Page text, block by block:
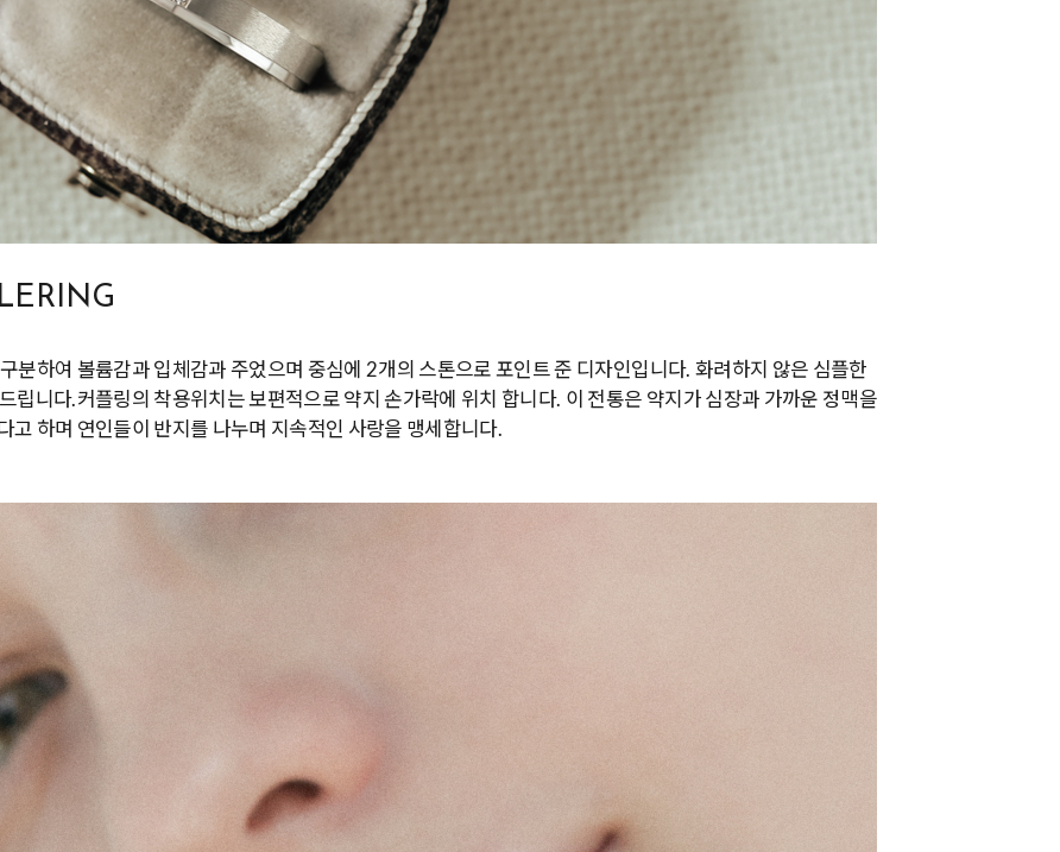
분하여 볼륨감과 입체감과 주었으며 중심에 2개의 스톤으로 포인트 준 디자인입니다. 화려하지 않은 심플한
니다.커플링의 착용위치는 보편적으로 약지 손가락에 위치 합니다. 이 전통은 약지가 심장과 가까운 정맥을
고 하며 연인들이 반지를 나누며 지속적인 사랑을 맹세합니다.